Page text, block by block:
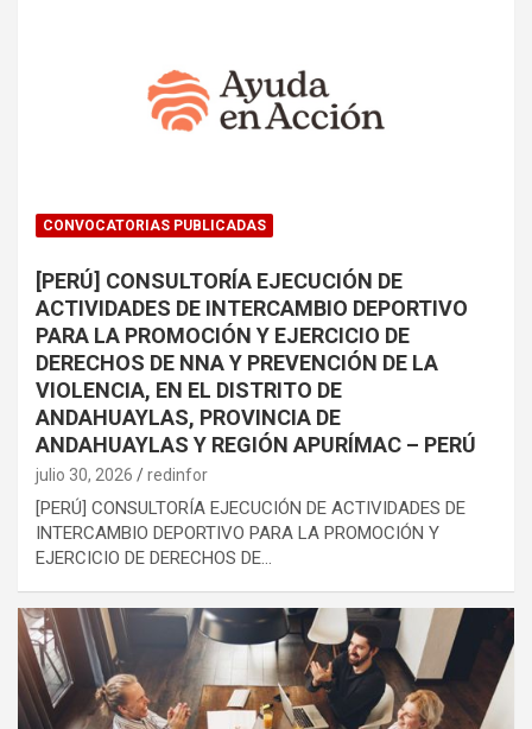
CONVOCATORIAS PUBLICADAS
[PERÚ] CONSULTORÍA EJECUCIÓN DE
ACTIVIDADES DE INTERCAMBIO DEPORTIVO
PARA LA PROMOCIÓN Y EJERCICIO DE
DERECHOS DE NNA Y PREVENCIÓN DE LA
VIOLENCIA, EN EL DISTRITO DE
ANDAHUAYLAS, PROVINCIA DE
ANDAHUAYLAS Y REGIÓN APURÍMAC – PERÚ
julio 30, 2026 redinfor
[PERÚ] CONSULTORÍA EJECUCIÓN DE ACTIVIDADES DE
INTERCAMBIO DEPORTIVO PARA LA PROMOCIÓN Y
EJERCICIO DE DERECHOS DE…